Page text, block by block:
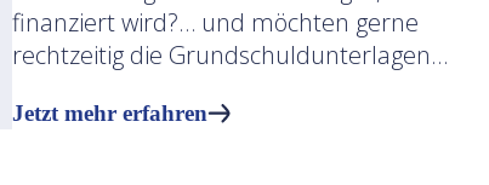
finanziert wird?… und möchten gerne
rechtzeitig die Grundschuldunterlagen...
Jetzt mehr erfahren